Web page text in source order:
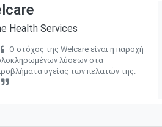
Health Services
Ο στόχος της Welcare είναι η παροχή
λύσεων στα
υγείας των πελατών της.